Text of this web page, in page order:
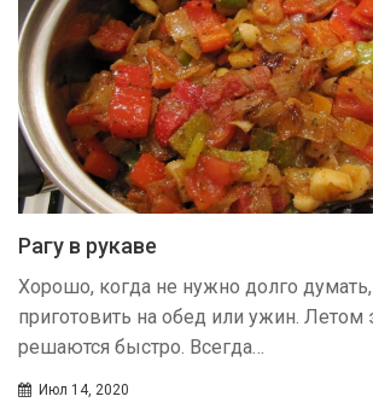
Рагу в рукаве
Хорошо, когда не нужно долго думать,
приготовить на обед или ужин. Летом
решаются быстро. Всегда…
Июл 14, 2020